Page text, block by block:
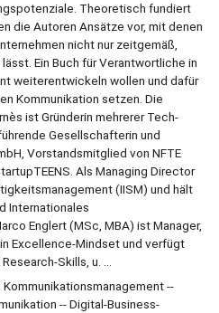
Theoretisch fundiert
die Autoren Ansätze vor, mit denen
nicht nur zeitgemäß,
Ein Buch für Verantwortliche in
weiterentwickeln wollen und dafür
Kommunikation setzen. Die
ist Gründerin mehrerer Tech-
Gesellschafterin und
Vorstandsmitglied von NFTE
Als Managing Director
(IISM) und hält
Internationales
Englert (MSc, MBA) ist Manager,
Excellence-Mindset und verfügt
Skills, u. ...
--
-- Digital-Business-